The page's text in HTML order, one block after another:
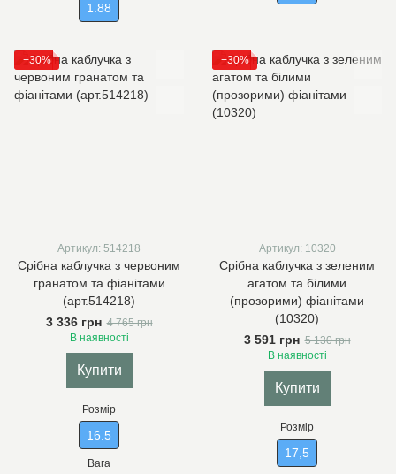
1.88
−30%
Артикул: 514218
Срібна каблучка з червоним
гранатом та фіанітами
(арт.514218)
3 336 грн 4 765 грн
В наявності
Купити
Розмір
16.5
Вага
−30%
Артикул: 10320
Срібна каблучка з зеленим
агатом та білими
(прозорими) фіанітами
(10320)
3 591 грн 5 130 грн
В наявності
Купити
Розмір
17,5